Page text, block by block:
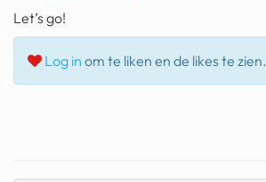
deepseek
groenland
Let’s go!
Log in om te liken en de likes te zien.